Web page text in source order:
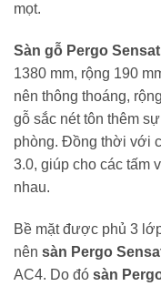
mọt.
Sàn gỗ Pergo
1380 mm, rộng 190
nên thông thoáng,
gỗ sắc nét tôn thêm
phòng. Đồng thời với
3.0, giúp cho các tấm
nhau.
Bề mặt được phủ 3
nên sàn Pergo
AC4. Do đó sàn